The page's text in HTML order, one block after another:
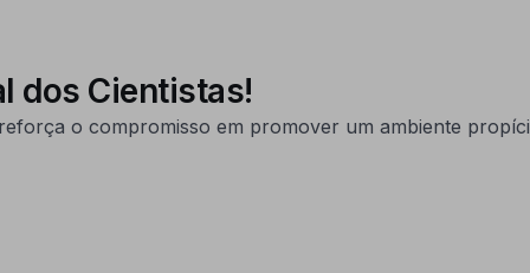
dos Cientistas!
o compromisso em promover um ambiente